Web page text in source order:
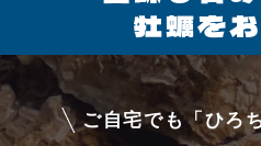
ご利用いただ
牡蠣を
ご自宅でも「ひろ